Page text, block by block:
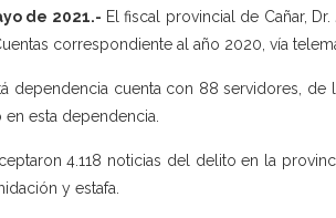
de 2021.- El fiscal provincial de Cañar,
correspondiente al año 2020, vía
dependencia cuenta con 88 servidores,
esta dependencia.
4.118 noticias del delito en la
y estafa.